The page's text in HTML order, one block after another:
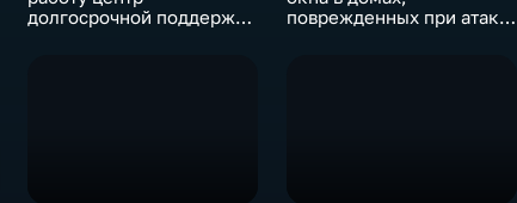
долгосрочной поддержки
поврежденных при атаке